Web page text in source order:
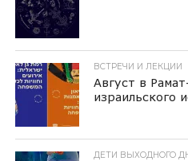
ВСТРЕЧИ И ЛЕКЦИИ
Август в
израильского
ДЕТИ ВЫХОДНОГО